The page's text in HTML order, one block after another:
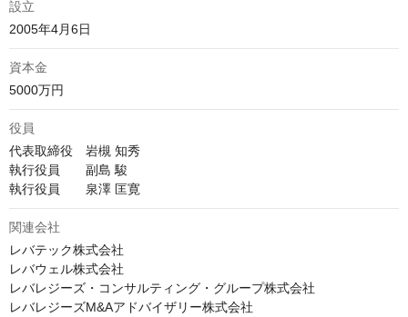
設立
2005年4月6日
資本金
5000万円
役員
代表取締役　岩槻 知秀
執行役員　　副島 駿
執行役員　　泉澤 匡寛
関連会社
レバテック株式会社
レバウェル株式会社
レバレジーズ・コンサルティング・グループ株式会社
レバレジーズM&Aアドバイザリー株式会社